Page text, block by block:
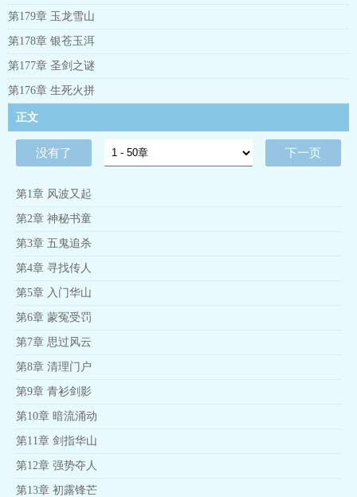
国的宝藏，传世的六大名剑前来助阵。传说中绝世武学，它令人
垂涎欲滴，为了争夺剑谱，各路好汉明争暗斗，各怀鬼胎，武林
再起风云。江湖发生血案连连，究竟谁是真凶？原来真正的目的
是巨大的宝藏！那宝藏究竟身在何处？幕后黑手意欲何为？楞头
小子竹少青被卷入了这乱世纷争，在不断的际遇和磨砺下，他迅
速成长，成为一代奇侠，同时结识了江湖好汉、红颜知己，众人
齐心协力为揪出黑手经历危险重重，最终拨开层层疑团，拯救了
武林。
第179章 玉龙雪山
第178章 银苍玉洱
第177章 圣剑之谜
第176章 生死火拼
正文
没有了 下一页
第1章 风波又起
第2章 神秘书童
第3章 五鬼追杀
第4章 寻找传人
第5章 入门华山
第6章 蒙冤受罚
第7章 思过风云
第8章 清理门户
第9章 青衫剑影
第10章 暗流涌动
第11章 剑指华山
第12章 强势夺人
第13章 初露锋芒